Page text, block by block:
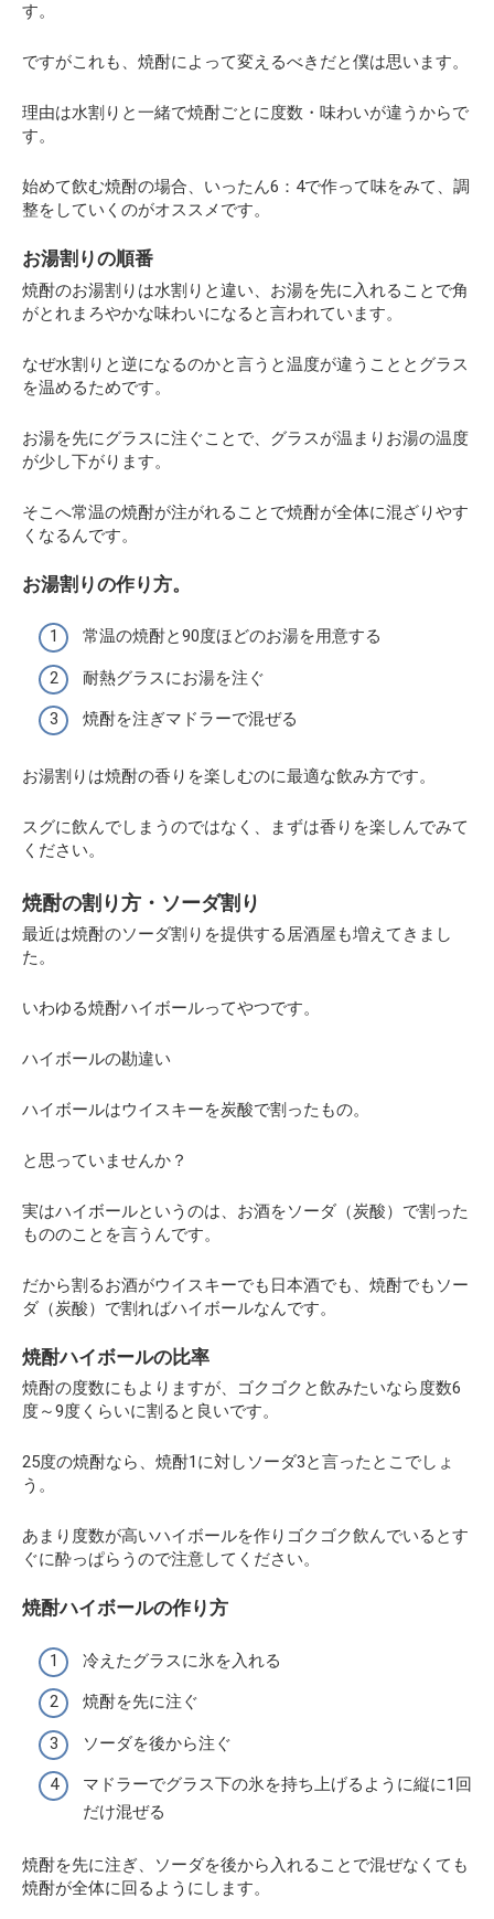
す。
ですがこれも、焼酎によって変えるべきだと僕は思います。
理由は水割りと一緒で焼酎ごとに度数・味わいが違うからで
す。
始めて飲む焼酎の場合、いったん6：4で作って味をみて、調
整をしていくのがオススメです。
お湯割りの順番
焼酎のお湯割りは水割りと違い、お湯を先に入れることで角
がとれまろやかな味わいになると言われています。
なぜ水割りと逆になるのかと言うと温度が違うこととグラス
を温めるためです。
お湯を先にグラスに注ぐことで、グラスが温まりお湯の温度
が少し下がります。
そこへ常温の焼酎が注がれることで焼酎が全体に混ざりやす
くなるんです。
お湯割りの作り方。
常温の焼酎と90度ほどのお湯を用意する
耐熱グラスにお湯を注ぐ
焼酎を注ぎマドラーで混ぜる
お湯割りは焼酎の香りを楽しむのに最適な飲み方です。
スグに飲んでしまうのではなく、まずは香りを楽しんでみて
ください。
焼酎の割り方・ソーダ割り
最近は焼酎のソーダ割りを提供する居酒屋も増えてきまし
た。
いわゆる焼酎ハイボールってやつです。
ハイボールの勘違い
ハイボールはウイスキーを炭酸で割ったもの。
と思っていませんか？
実はハイボールというのは、お酒をソーダ（炭酸）で割った
もののことを言うんです。
だから割るお酒がウイスキーでも日本酒でも、焼酎でもソー
ダ（炭酸）で割ればハイボールなんです。
焼酎ハイボールの比率
焼酎の度数にもよりますが、ゴクゴクと飲みたいなら度数6
度～9度くらいに割ると良いです。
25度の焼酎なら、焼酎1に対しソーダ3と言ったとこでしょ
う。
あまり度数が高いハイボールを作りゴクゴク飲んでいるとす
ぐに酔っぱらうので注意してください。
焼酎ハイボールの作り方
冷えたグラスに氷を入れる
焼酎を先に注ぐ
ソーダを後から注ぐ
マドラーでグラス下の氷を持ち上げるように縦に1回
だけ混ぜる
焼酎を先に注ぎ、ソーダを後から入れることで混ぜなくても
焼酎が全体に回るようにします。